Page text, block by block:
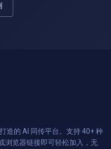
造的 AI 同传平台。支持 40+ 种
浏览器链接即可轻松加入，无